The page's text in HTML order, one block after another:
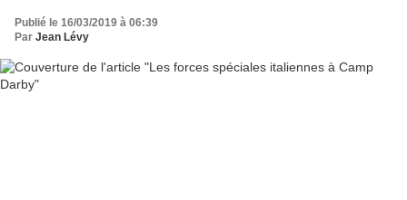
Publié le 16/03/2019 à 06:39
Par Jean Lévy